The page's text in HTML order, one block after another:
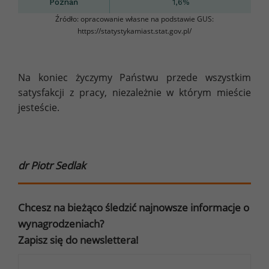
Poznań 1,6%
Źródło: opracowanie własne na podstawie GUS:
https://statystykamiast.stat.gov.pl/
Na koniec życzymy Państwu przede wszystkim
satysfakcji z pracy, niezależnie w którym mieście
jesteście.
dr Piotr Sedlak
Chcesz na bieżąco śledzić najnowsze informacje o
wynagrodzeniach?
Zapisz się do newslettera!